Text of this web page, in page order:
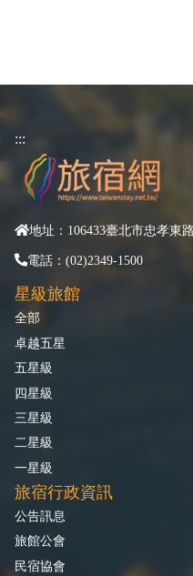
:::
地址：106433臺北市忠孝東
電話：(02)2349-1500
星級旅館
全部
卓越五星
五星級
四星級
三星級
二星級
一星級
旅宿行政資訊
公告訊息
旅館公會
民宿協會